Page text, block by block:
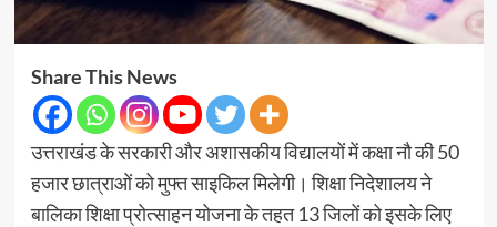
Share This News
उत्तराखंड के सरकारी और अशासकीय विद्यालयों में कक्षा नौ की 50
हजार छात्राओं को मुफ्त साइकिल मिलेगी। शिक्षा निदेशालय ने
बालिका शिक्षा प्रोत्साहन योजना के तहत 13 जिलों को इसके लिए